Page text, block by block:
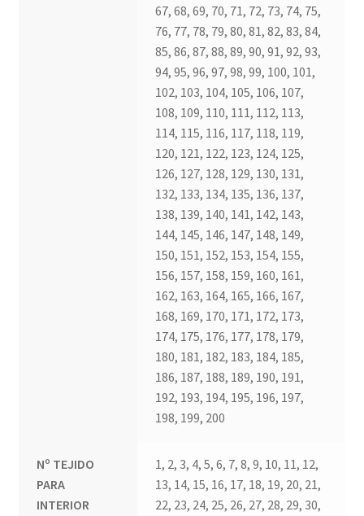
67, 68, 69, 70, 71, 72, 73, 74, 75,
76, 77, 78, 79, 80, 81, 82, 83, 84,
85, 86, 87, 88, 89, 90, 91, 92, 93,
94, 95, 96, 97, 98, 99, 100, 101,
102, 103, 104, 105, 106, 107,
108, 109, 110, 111, 112, 113,
114, 115, 116, 117, 118, 119,
120, 121, 122, 123, 124, 125,
126, 127, 128, 129, 130, 131,
132, 133, 134, 135, 136, 137,
138, 139, 140, 141, 142, 143,
144, 145, 146, 147, 148, 149,
150, 151, 152, 153, 154, 155,
156, 157, 158, 159, 160, 161,
162, 163, 164, 165, 166, 167,
168, 169, 170, 171, 172, 173,
174, 175, 176, 177, 178, 179,
180, 181, 182, 183, 184, 185,
186, 187, 188, 189, 190, 191,
192, 193, 194, 195, 196, 197,
198, 199, 200
Nº TEJIDO
PARA
INTERIOR
1, 2, 3, 4, 5, 6, 7, 8, 9, 10, 11, 12,
13, 14, 15, 16, 17, 18, 19, 20, 21,
22, 23, 24, 25, 26, 27, 28, 29, 30,